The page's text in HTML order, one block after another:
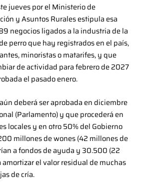
jueves por el Ministerio de
y Asuntos Rurales estipula esa
negocios ligados a la industria de la
perro que hay registrados en el país,
minoristas o matarifes, y que
de actividad para febrero de 2027
el pasado enero.
deberá ser aprobada en diciembre
(Parlamento) y que procederá en
locales y en otro 50% del Gobierno
millones de wones (42 millones de
a fondos de ayuda y 30.500 (22
el valor residual de muchas
de cría.